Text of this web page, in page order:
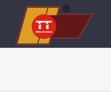
content